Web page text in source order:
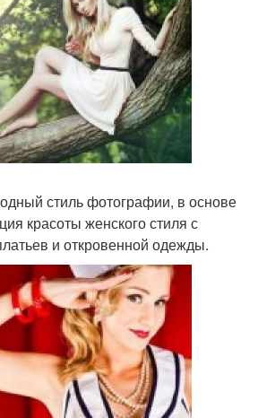
стиль фотографии, в основе
красоты женского стиля с
и откровенной одежды.